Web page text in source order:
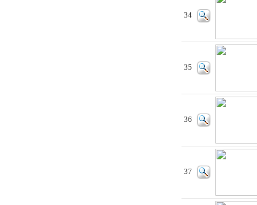
34
35
36
37